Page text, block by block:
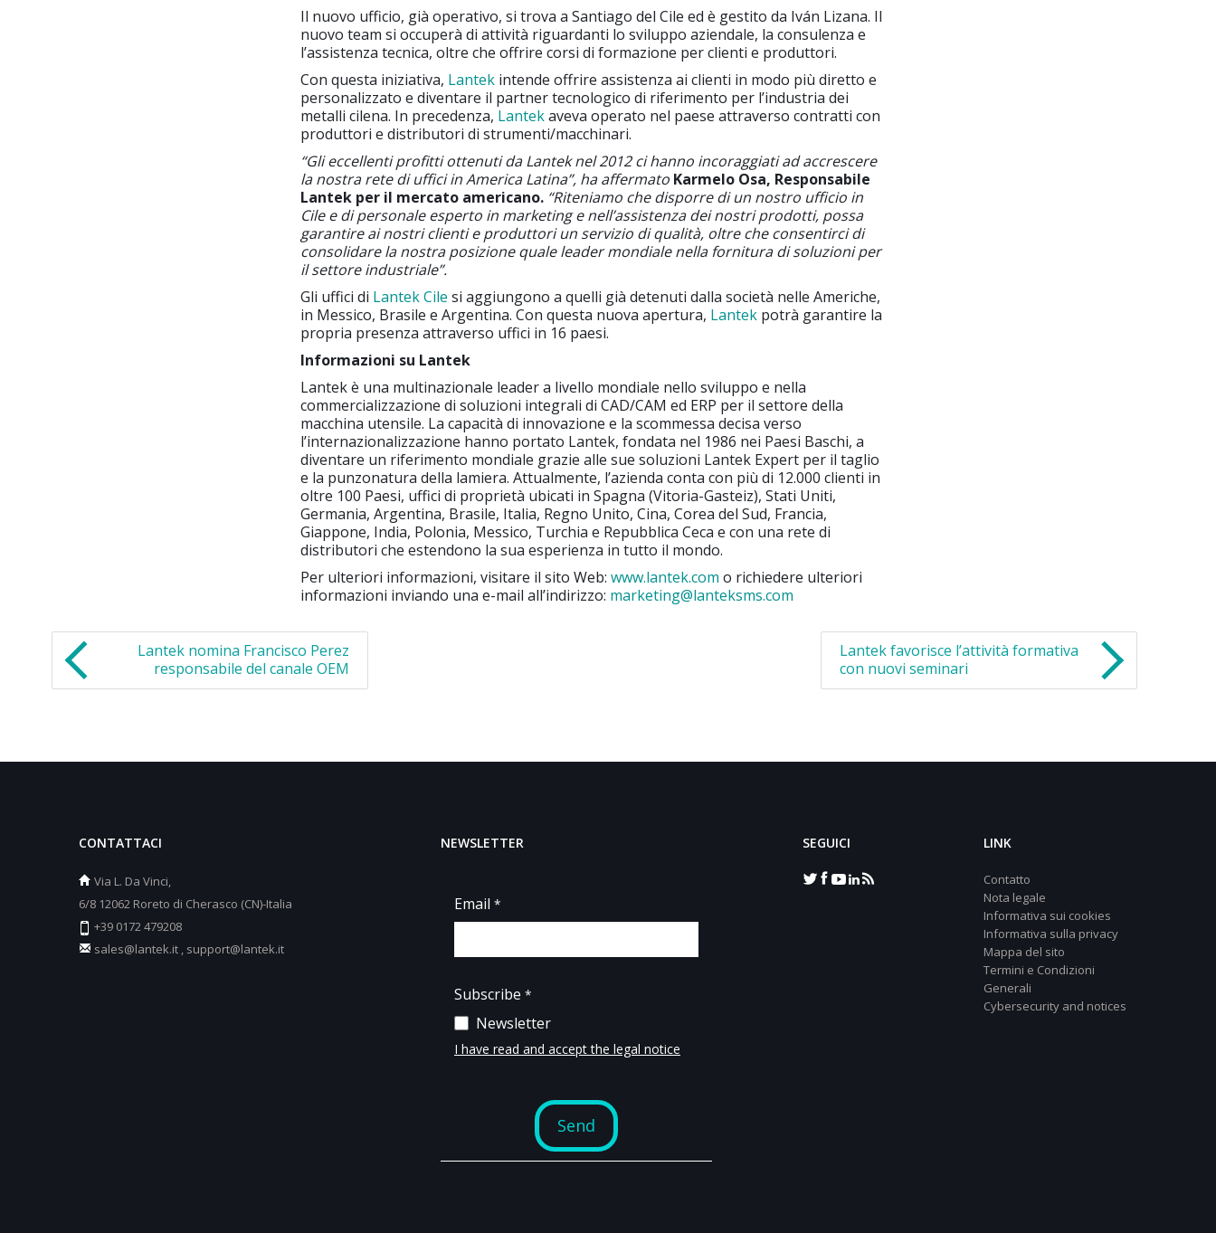
Il nuovo ufficio, già operativo, si trova a Santiago del Cile ed è gestito da Iván Lizana. Il
nuovo team si occuperà di attività riguardanti lo sviluppo aziendale, la consulenza e
l’assistenza tecnica, oltre che offrire corsi di formazione per clienti e produttori.
Con questa iniziativa, Lantek intende offrire assistenza ai clienti in modo più diretto e
personalizzato e diventare il partner tecnologico di riferimento per l’industria dei
metalli cilena. In precedenza, Lantekaveva operato nel paese attraverso contratti con
produttori e distributori di strumenti/macchinari.
“Gli eccellenti profitti ottenuti da Lantek nel 2012 ci hanno incoraggiati ad accrescere
la nostra rete di uffici in America Latina”, ha affermato Karmelo Osa, Responsabile
Lantek per il mercato americano. “Riteniamo che disporre di un nostro ufficio in
Cile e di personale esperto in marketing e nell’assistenza dei nostri prodotti, possa
garantire ai nostri clienti e produttori un servizio di qualità, oltre che consentirci di
consolidare la nostra posizione quale leader mondiale nella fornitura di soluzioni per
il settore industriale”.
Gli uffici di Lantek Cile si aggiungono a quelli già detenuti dalla società nelle Americhe,
in Messico, Brasile e Argentina. Con questa nuova apertura, Lantek potrà garantire la
propria presenza attraverso uffici in 16 paesi.
Informazioni su Lantek
Lantek è una multinazionale leader a livello mondiale nello sviluppo e nella
commercializzazione di soluzioni integrali di CAD/CAM ed ERP per il settore della
macchina utensile. La capacità di innovazione e la scommessa decisa verso
l’internazionalizzazione hanno portato Lantek, fondata nel 1986 nei Paesi Baschi, a
diventare un riferimento mondiale grazie alle sue soluzioni Lantek Expert per il taglio
e la punzonatura della lamiera. Attualmente, l’azienda conta con più di 12.000 clienti in
oltre 100 Paesi, uffici di proprietà ubicati in Spagna (Vitoria-Gasteiz), Stati Uniti,
Germania, Argentina, Brasile, Italia, Regno Unito, Cina, Corea del Sud, Francia,
Giappone, India, Polonia, Messico, Turchia e Repubblica Ceca e con una rete di
distributori che estendono la sua esperienza in tutto il mondo.
Per ulteriori informazioni, visitare il sito Web: www.lantek.com o richiedere ulteriori
informazioni inviando una e-mail all’indirizzo: marketing@lanteksms.com
Lantek nomina Francisco Perez
responsabile del canale OEM
Lantek favorisce l’attività formativa
con nuovi seminari
CONTATTACI
Via L. Da Vinci,
6/8 12062 Roreto di Cherasco (CN)-Italia
+39 0172 479208
sales@lantek.it , support@lantek.it
NEWSLETTER SEGUICI LINK
Contatto
Nota legale
Informativa sui cookies
Informativa sulla privacy
Mappa del sito
Termini e Condizioni
Generali
Cybersecurity and notices